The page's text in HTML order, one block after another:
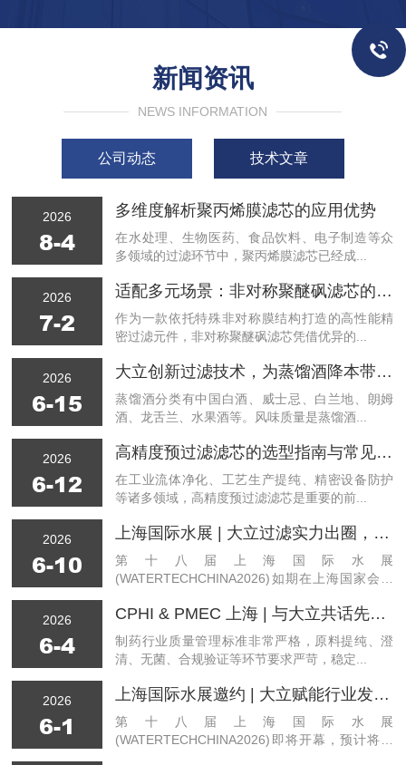
新闻资讯
NEWS INFORMATION
公司动态 技术文章
2026
8-4
多维度解析聚丙烯膜滤芯的应用优势
在水处理、生物医药、食品饮料、电子制造等众
多领域的过滤环节中，聚丙烯膜滤芯已经成...
2026
7-2
适配多元场景：非对称聚醚砜滤芯的行业应用全景
作为一款依托特殊非对称膜结构打造的高性能精
密过滤元件，非对称聚醚砜滤芯凭借优异的...
2026
6-15
大立创新过滤技术，为蒸馏酒降本带来新的机会
蒸馏酒分类有中国白酒、威士忌、白兰地、朗姆
酒、龙舌兰、水果酒等。风味质量是蒸馏酒...
2026
6-12
高精度预过滤滤芯的选型指南与常见应用场景全解析
在工业流体净化、工艺生产提纯、精密设备防护
等诸多领域，高精度预过滤滤芯是重要的前...
2026
6-10
上海国际水展 | 大立过滤实力出圈，技术交流气氛热烈
第十八届上海国际水展
(WATERTECHCHINA2026)如期在上海国家会展
2026
6-4
CPHI & PMEC 上海 | 与大立共话先进过滤技术，帮助制药客户从容应对工艺挑战
制药行业质量管理标准非常严格，原料提纯、澄
清、无菌、合规验证等环节要求严苛，稳定...
2026
6-1
上海国际水展邀约 | 大立赋能行业发展：降本增效绿色可持续
第十八届上海国际水展
(WATERTECHCHINA2026)即将开幕，预计将吸